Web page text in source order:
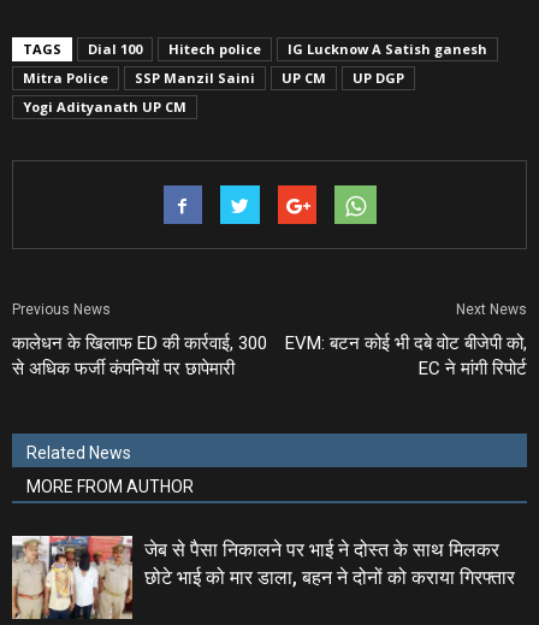
TAGS Dial 100 Hitech police
IG Lucknow A Satish ganesh
Mitra Police
SSP Manzil Saini UP CM
UP DGP
Yogi Adityanath UP CM
Previous News
कालेधन के खिलाफ ED की कार्रवाई, 300
से अधिक फर्जी कंपनियों पर छापेमारी
Next News
EVM: बटन कोई भी दबे वोट बीजेपी को,
EC ने मांगी रिपोर्ट
Related News
MORE FROM AUTHOR
जेब से पैसा निकालने पर भाई ने दोस्‍त के साथ मिलकर
छोटे भाई को मार डाला, बहन ने दोनों को कराया गिरफ्तार